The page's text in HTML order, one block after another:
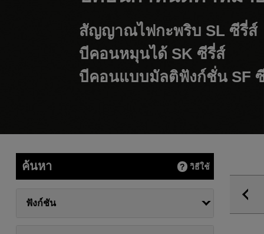
ค้นหา วิธีใช้
ฟังก์ชัน
สัญญาณไฟกะพริบ SL ซีรี่ส์
บีคอนหมุนได้ SK ซีรี่ส์
บีคอนแบบมัลติฟังก์ชั่น SF